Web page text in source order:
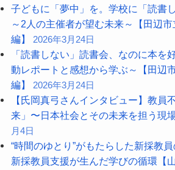
子どもに「夢中」を。学校に「読書
～2人の主催者が望む未来～【田辺
編】
2026年3月24日
「読書しない」読書会、なのに本を
動レポートと感想から学ぶ～【田辺
編】
2026年3月24日
【氏岡真弓さんインタビュー】教員
来」〜日本社会とその未来を担う現
月4日
“時間のゆとり”がもたらした新採教
新採教員支援が生んだ学びの循環【